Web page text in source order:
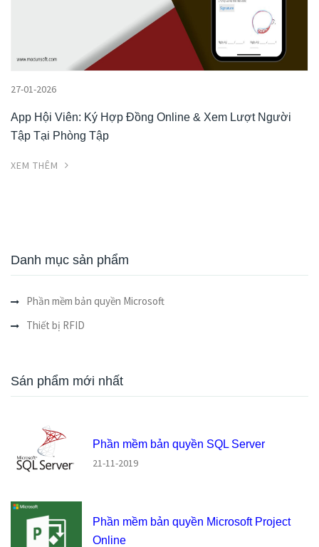
27-01-2026
App Hội Viên: Ký Hợp Đồng Online & Xem Lượt Người
Tập Tại Phòng Tập
XEM THÊM
Danh mục sản phẩm
Phần mềm bản quyền Microsoft
Thiết bị RFID
Sán phẩm mới nhất
Phần mềm bản quyền SQL Server
21-11-2019
Phần mềm bản quyền Microsoft Project
Online